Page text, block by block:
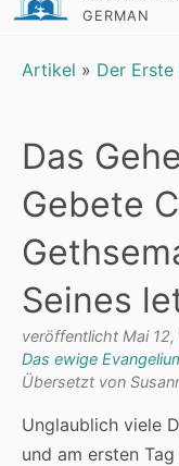
GERMAN
Artikel » Der Erste
Das
Gebete
Seines
veröffentlicht Mai
Das ewige
Übersetzt von
Unglaublich viele
und am ersten